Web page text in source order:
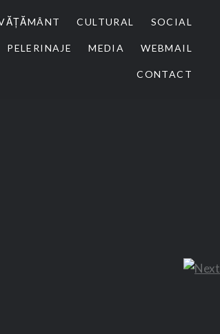
CULTURAL SOCIAL
PELERINAJE MEDIA WEBMAIL
CONTACT